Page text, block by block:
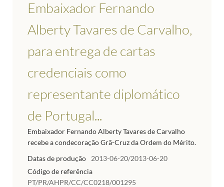
Embaixador Fernando
Alberty Tavares de Carvalho,
para entrega de cartas
credenciais como
representante diplomático
de Portugal...
Embaixador Fernando Alberty Tavares de Carvalho
recebe a condecoração Grã-Cruz da Ordem do Mérito.
Datas de produção
2013-06-20/2013-06-20
Código de referência
PT/PR/AHPR/CC/CC0218/001295